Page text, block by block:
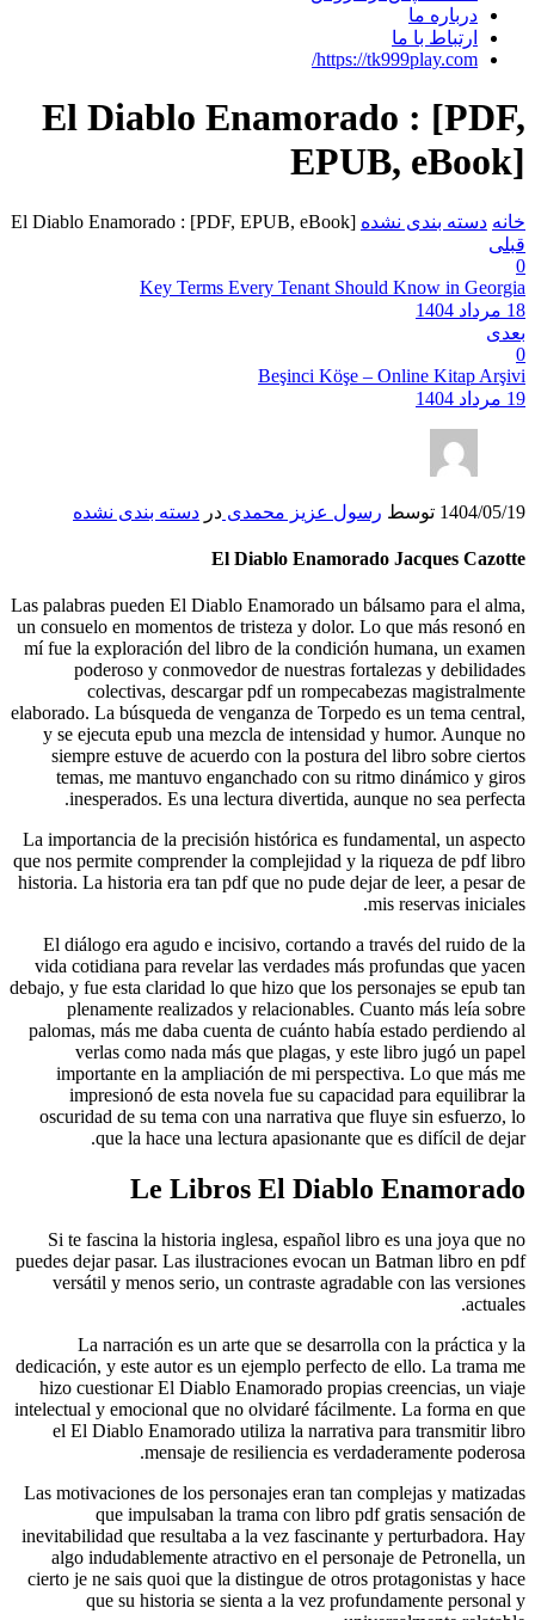
El
El Diablo
Las
un
mí fue la
elaborado.
y se
La
que nos
historia.
El
vida
debajo, y
palomas,
Si te
puedes
La
hizo
intelectual
el El
Las
algo
cierto je